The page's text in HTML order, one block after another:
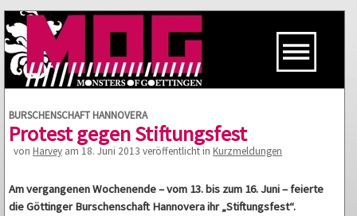
BURSCHENSCHAFT HANNOVERA
Protest gegen Stiftungsfest
von Harvey am 18. Juni 2013 veröffentlicht in Kurzmeldungen
Am vergangenen Wochenende – vom 13. bis zum 16. Juni – feierte
die Göttinger Burschenschaft Hannovera ihr „Stiftungsfest“.